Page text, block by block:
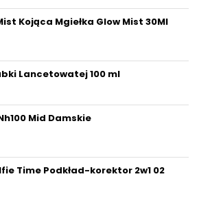
Kojąca Mgiełka Glow Mist 30Ml
Lancetowatej 100 ml
Mid Damskie
Time Podkład-korektor 2w1 02